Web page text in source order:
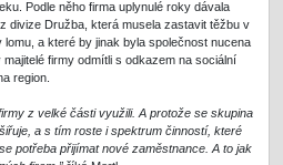
Podle něho firma uplynulé roky dávala
divize Družba, která musela zastavit těžbu v
a které by jinak byla společnost nucena
firmy odmítli s odkazem na sociální
region.
z velké části využili. A protože se skupina
a s tím roste i spektrum činností, které
potřeba přijímat nové zaměstnance. A to jak